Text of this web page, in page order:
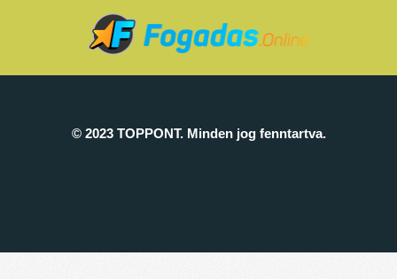
© 2023 TOPPONT. Minden jog fenntartva.